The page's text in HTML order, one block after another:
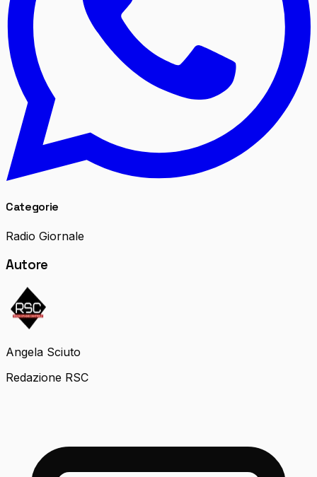
Categorie
Radio Giornale
Autore
Angela Sciuto
Redazione RSC